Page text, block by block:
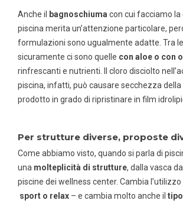
Anche il bagnoschiuma con cui facciamo la
piscina merita un’attenzione particolare,
formulazioni sono ugualmente adatte. Tra
sicuramente ci sono quelle con aloe o con
rinfrescanti e nutrienti. Il cloro disciolto
piscina, infatti, può causare secchezza della
prodotto in grado di ripristinare in film
Per strutture diverse, proposte
Come abbiamo visto, quando si parla di
una molteplicità di strutture, dalla vasca
piscine dei wellness center. Cambia
sport o relax – e cambia molto anche il